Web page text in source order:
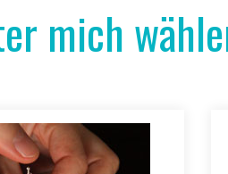
mich